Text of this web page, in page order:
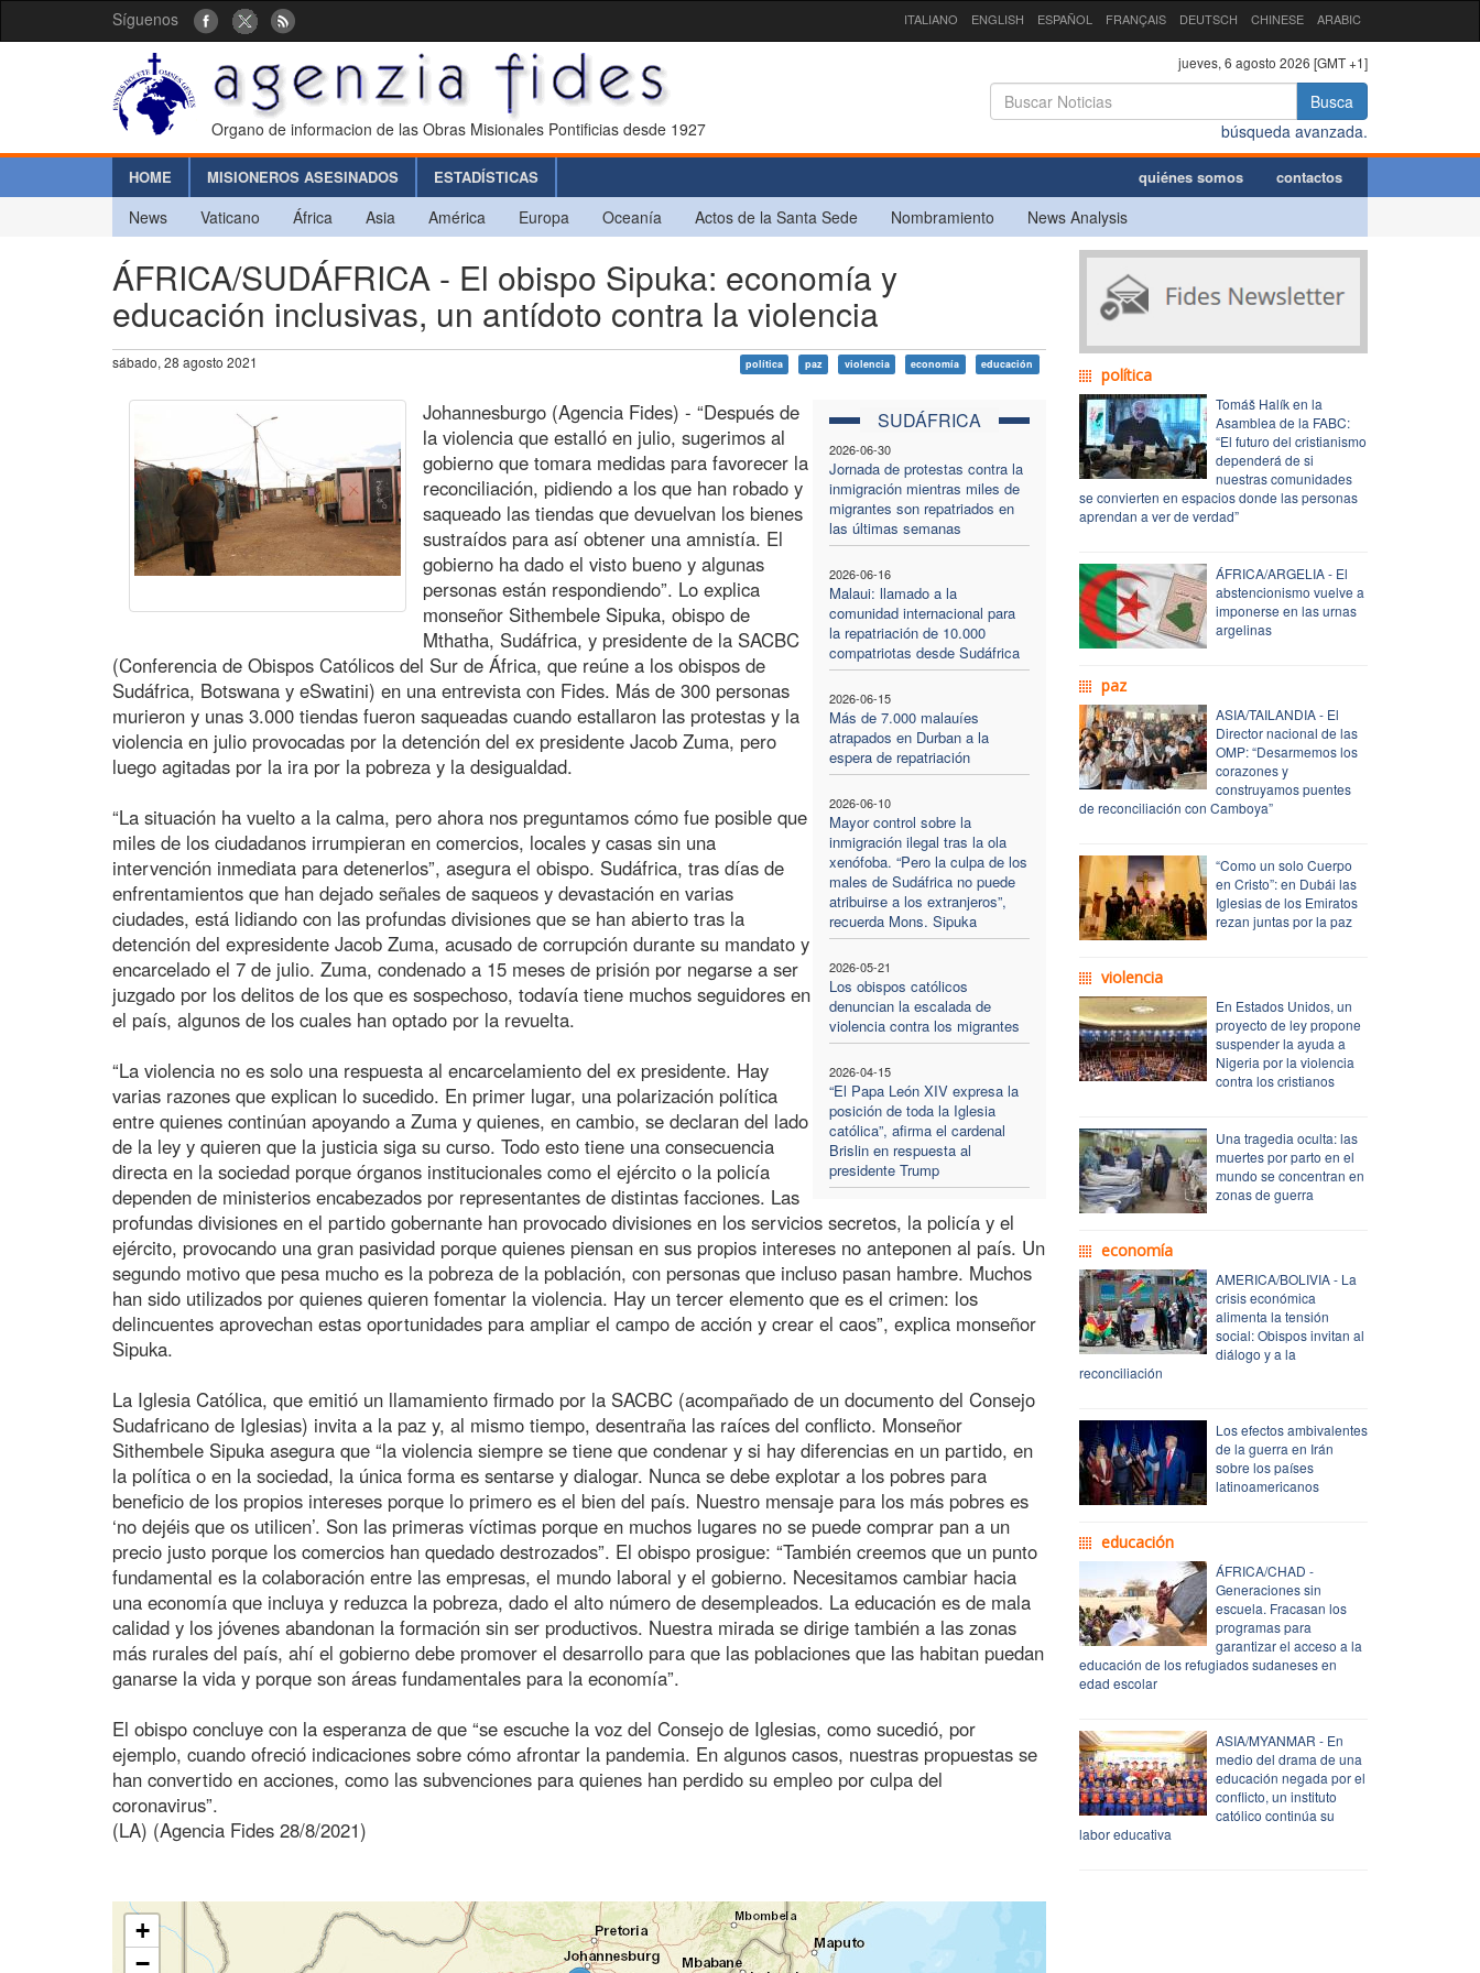
Síguenos ITALIANO ENGLISH ESPAÑOL FRANÇAIS DEUTSCH CHINESE ARABIC
Organo de informacion de las Obras Misionales Pontificias desde 1927
jueves, 6 agosto 2026 [GMT +1]
Busca
búsqueda avanzada.
HOME MISIONEROS ASESINADOS ESTADÍSTICAS quiénes somos contactos
News Vaticano África Asia América Europa Oceanía Actos de la Santa Sede Nombramiento News Analysis
ÁFRICA/SUDÁFRICA - El obispo Sipuka: economía y
educación inclusivas, un antídoto contra la violencia
sábado, 28 agosto 2021 política paz violencia economía educación
SUDÁFRICA
2026-06-30
Jornada de protestas contra la
inmigración mientras miles de
migrantes son repatriados en
las últimas semanas
2026-06-16
Malaui: llamado a la
comunidad internacional para
la repatriación de 10.000
compatriotas desde Sudáfrica
2026-06-15
Más de 7.000 malauíes
atrapados en Durban a la
espera de repatriación
2026-06-10
Mayor control sobre la
inmigración ilegal tras la ola
xenófoba. “Pero la culpa de los
males de Sudáfrica no puede
atribuirse a los extranjeros”,
recuerda Mons. Sipuka
2026-05-21
Los obispos católicos
denuncian la escalada de
violencia contra los migrantes
2026-04-15
“El Papa León XIV expresa la
posición de toda la Iglesia
católica”, afirma el cardenal
Brislin en respuesta al
presidente Trump
Johannesburgo (Agencia Fides) - “Después de
la violencia que estalló en julio, sugerimos al
gobierno que tomara medidas para favorecer la
reconciliación, pidiendo a los que han robado y
saqueado las tiendas que devuelvan los bienes
sustraídos para así obtener una amnistía. El
gobierno ha dado el visto bueno y algunas
personas están respondiendo”. Lo explica
monseñor Sithembele Sipuka, obispo de
Mthatha, Sudáfrica, y presidente de la SACBC
(Conferencia de Obispos Católicos del Sur de África, que reúne a los obispos de
Sudáfrica, Botswana y eSwatini) en una entrevista con Fides. Más de 300 personas
murieron y unas 3.000 tiendas fueron saqueadas cuando estallaron las protestas y la
violencia en julio provocadas por la detención del ex presidente Jacob Zuma, pero
luego agitadas por la ira por la pobreza y la desigualdad.
“La situación ha vuelto a la calma, pero ahora nos preguntamos cómo fue posible que
miles de los ciudadanos irrumpieran en comercios, locales y casas sin una
intervención inmediata para detenerlos”, asegura el obispo. Sudáfrica, tras días de
enfrentamientos que han dejado señales de saqueos y devastación en varias
ciudades, está lidiando con las profundas divisiones que se han abierto tras la
detención del expresidente Jacob Zuma, acusado de corrupción durante su mandato y
encarcelado el 7 de julio. Zuma, condenado a 15 meses de prisión por negarse a ser
juzgado por los delitos de los que es sospechoso, todavía tiene muchos seguidores en
el país, algunos de los cuales han optado por la revuelta.
“La violencia no es solo una respuesta al encarcelamiento del ex presidente. Hay
varias razones que explican lo sucedido. En primer lugar, una polarización política
entre quienes continúan apoyando a Zuma y quienes, en cambio, se declaran del lado
de la ley y quieren que la justicia siga su curso. Todo esto tiene una consecuencia
directa en la sociedad porque órganos institucionales como el ejército o la policía
dependen de ministerios encabezados por representantes de distintas facciones. Las
profundas divisiones en el partido gobernante han provocado divisiones en los servicios secretos, la policía y el
ejército, provocando una gran pasividad porque quienes piensan en sus propios intereses no anteponen al país. Un
segundo motivo que pesa mucho es la pobreza de la población, con personas que incluso pasan hambre. Muchos
han sido utilizados por quienes quieren fomentar la violencia. Hay un tercer elemento que es el crimen: los
delincuentes aprovechan estas oportunidades para ampliar el campo de acción y crear el caos”, explica monseñor
Sipuka.
La Iglesia Católica, que emitió un llamamiento firmado por la SACBC (acompañado de un documento del Consejo
Sudafricano de Iglesias) invita a la paz y, al mismo tiempo, desentraña las raíces del conflicto. Monseñor
Sithembele Sipuka asegura que “la violencia siempre se tiene que condenar y si hay diferencias en un partido, en
la política o en la sociedad, la única forma es sentarse y dialogar. Nunca se debe explotar a los pobres para
beneficio de los propios intereses porque lo primero es el bien del país. Nuestro mensaje para los más pobres es
‘no dejéis que os utilicen’. Son las primeras víctimas porque en muchos lugares no se puede comprar pan a un
precio justo porque los comercios han quedado destrozados”. El obispo prosigue: “También creemos que un punto
fundamental es la colaboración entre las empresas, el mundo laboral y el gobierno. Necesitamos cambiar hacia
una economía que incluya y reduzca la pobreza, dado el alto número de desempleados. La educación es de mala
calidad y los jóvenes abandonan la formación sin ser productivos. Nuestra mirada se dirige también a las zonas
más rurales del país, ahí el gobierno debe promover el desarrollo para que las poblaciones que las habitan puedan
ganarse la vida y porque son áreas fundamentales para la economía”.
El obispo concluye con la esperanza de que “se escuche la voz del Consejo de Iglesias, como sucedió, por
ejemplo, cuando ofreció indicaciones sobre cómo afrontar la pandemia. En algunos casos, nuestras propuestas se
han convertido en acciones, como las subvenciones para quienes han perdido su empleo por culpa del
coronavirus”.
(LA) (Agencia Fides 28/8/2021)
+
−
política
Tomáš Halík en la
Asamblea de la FABC:
“El futuro del cristianismo
dependerá de si
nuestras comunidades
se convierten en espacios donde las personas
aprendan a ver de verdad”
ÁFRICA/ARGELIA - El
abstencionismo vuelve a
imponerse en las urnas
argelinas
paz
ASIA/TAILANDIA - El
Director nacional de las
OMP: “Desarmemos los
corazones y
construyamos puentes
de reconciliación con Camboya”
“Como un solo Cuerpo
en Cristo”: en Dubái las
Iglesias de los Emiratos
rezan juntas por la paz
violencia
En Estados Unidos, un
proyecto de ley propone
suspender la ayuda a
Nigeria por la violencia
contra los cristianos
Una tragedia oculta: las
muertes por parto en el
mundo se concentran en
zonas de guerra
economía
AMERICA/BOLIVIA - La
crisis económica
alimenta la tensión
social: Obispos invitan al
diálogo y a la
reconciliación
Los efectos ambivalentes
de la guerra en Irán
sobre los países
latinoamericanos
educación
ÁFRICA/CHAD -
Generaciones sin
escuela. Fracasan los
programas para
garantizar el acceso a la
educación de los refugiados sudaneses en
edad escolar
ASIA/MYANMAR - En
medio del drama de una
educación negada por el
conflicto, un instituto
católico continúa su
labor educativa